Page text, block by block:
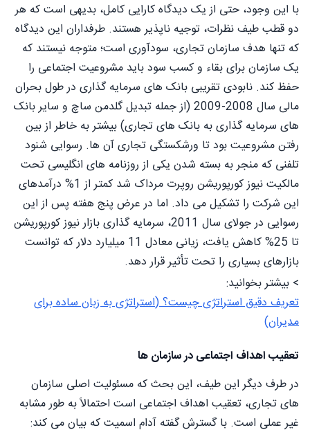
با اين وجود، حتی از یک دیدگاه کارایی کامل، بدیهی است که هر
دو قطب طیف نظرات، توجیه ناپذیر هستند. طرفداران این دیدگاه
که تنها هدف سازمان تجاری، سودآوری است؛ متوجه نیستند که
یک سازمان برای بقاء و کسب سود باید مشروعیت اجتماعی را
حفظ کند. نابودی تقریبی بانک های سرمایه گذاری در طول بحران
مالی سال 2008-2009 (از جمله تبدیل گلدمن ساچ و سایر بانک
های سرمایه گذاری به بانک های تجاری) بیشتر به خاطر از بین
رفتن مشروعیت بود تا ورشکستگی تجاری آن ها. رسوایی شنود
تلفنی که منجر به بسته شدن یکی از روزنامه های انگلیسی تحت
مالکیت نیوز کورپوریشن روپرت مرداک شد کمتر از 1% درآمدهای
این شرکت را تشکیل می داد. اما در عرض پنج هفته پس از این
رسوایی در جولای سال 2011، سرمایه گذاری بازار نیوز کورپوریشن
تا 25% کاهش یافت، زیانی معادل 11 میلیارد دلار که توانست
بازارهای بسیاری را تحت تأثیر قرار دهد.
> بیشتر بخوانید:
تعریف دقیق استراتژی چیست؟ (استراتژی به زبان ساده برای
مدیران)
تعقیب اهداف اجتماعی در سازمان ها
در طرف دیگر این طیف، این بحث که مسئولیت اصلی سازمان
های تجاری، تعقیب اهداف اجتماعی است احتمالاً به طور مشابه
غیر عملی است. با گسترش گفته آدام اسمیت که بیان می کند: